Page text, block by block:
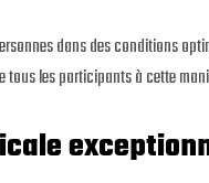
dans des conditions
les participants à cette